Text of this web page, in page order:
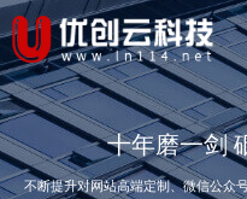
十年磨一剑
不断提升对网站高端定制、微信公众